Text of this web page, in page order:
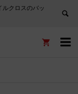
ルクロスのバッ

